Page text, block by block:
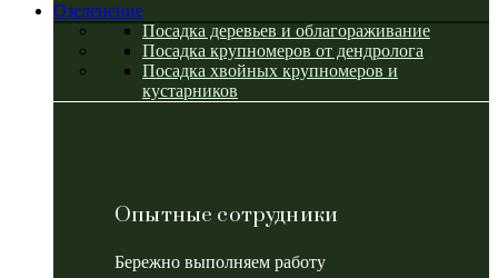
Озеленение
Посадка деревьев и облагораживание
Посадка крупномеров от дендролога
Посадка хвойных крупномеров и
кустарников
Опытные сотрудники
Бережно выполняем работу